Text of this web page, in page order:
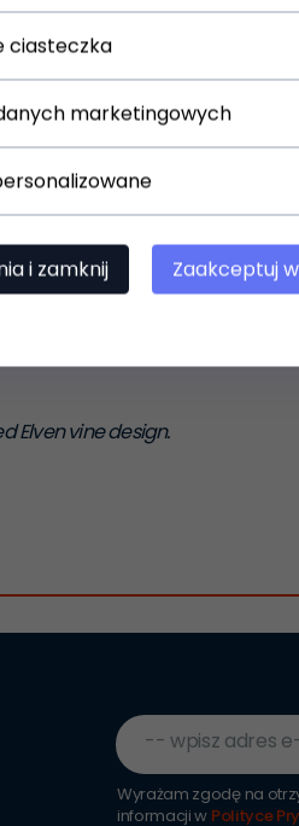
beings in harmony with the
last High King of the Noldor,
Alliance won the Battle of
Middle-earth, and
moving the sword
prop replica for display only.
Elven vine design.
-- wpisz adres
Wyrażam zgodę na
informacji w Polityce
ciasteczka
marketingowych
i zamknij Zaakceptuj